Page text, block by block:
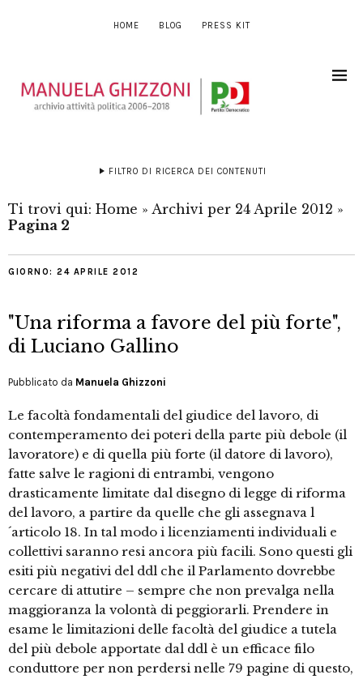
HOME BLOG PRESS KIT
FILTRO DI RICERCA DEI CONTENUTI
Ti trovi qui: Home » Archivi per 24 Aprile 2012 »
Pagina 2
GIORNO: 24 APRILE 2012
"Una riforma a favore del più forte",
di Luciano Gallino
Pubblicato da Manuela Ghizzoni
Le facoltà fondamentali del giudice del lavoro, di
contemperamento dei poteri della parte più debole (il
lavoratore) e di quella più forte (il datore di lavoro),
fatte salve le ragioni di entrambi, vengono
drasticamente limitate dal disegno di legge di riforma
del lavoro, a partire da quelle che gli assegnava l
´articolo 18. In tal modo i licenziamenti individuali e
collettivi saranno resi ancora più facili. Sono questi gli
esiti più negativi del ddl che il Parlamento dovrebbe
cercare di attutire – sempre che non prevalga nella
maggioranza la volontà di peggiorarli. Prendere in
esame le limitazioni delle facoltà del giudice a tutela
del più debole apportate dal ddl è un efficace filo
conduttore per non perdersi nelle 79 pagine di questo,